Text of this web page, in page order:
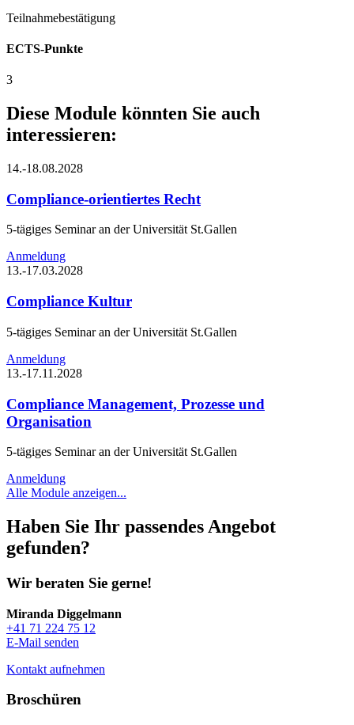
Teilnahmebestätigung
ECTS-Punkte
3
Diese Module könnten Sie auch
interessieren:
14.-18.08.2028
Compliance-orientiertes Recht
5-tägiges Seminar an der Universität St.Gallen
Anmeldung
13.-17.03.2028
Compliance Kultur
5-tägiges Seminar an der Universität St.Gallen
Anmeldung
13.-17.11.2028
Compliance Management, Prozesse und
Organisation
5-tägiges Seminar an der Universität St.Gallen
Anmeldung
Alle Module anzeigen...
Haben Sie Ihr passendes Angebot
gefunden?
Wir beraten Sie gerne!
Miranda Diggelmann
+41 71 224 75 12
E-Mail senden
Kontakt aufnehmen
Broschüren